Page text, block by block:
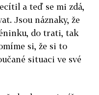
a teď se mi zdá,
Jsou náznaky, že
do trati, tak
si, že si to
situaci ve své